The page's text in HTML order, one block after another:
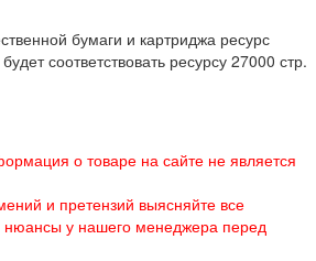
бумаги и картриджа ресурс
соответствовать ресурсу 27000 стр.
о товаре на сайте не является
и претензий выясняйте все
у нашего менеджера перед